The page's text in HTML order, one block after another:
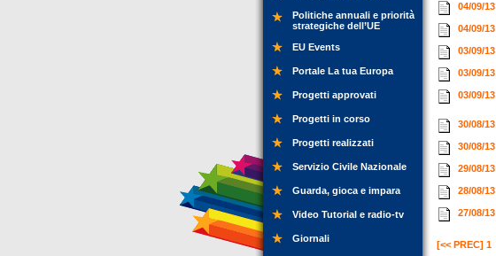
Politiche annuali e priorità
strategiche dell’UE
EU Events
Portale La tua Europa
Progetti approvati
Progetti in corso
Progetti realizzati
Servizio Civile Nazionale
Guarda, gioca e impara
Video Tutorial e radio-tv
Giornali
04/09/13
04/09/13
03/09/13
03/09/13
03/09/13
30/08/13
30/08/13
29/08/13
28/08/13
27/08/13
[<< PREC] 1